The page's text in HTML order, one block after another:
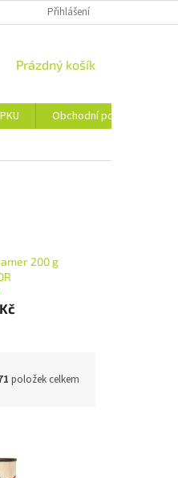
Přihlášení
NÁKUPNÍ
Prázdný košík
Obchodní podmínky
200 g
položek celkem